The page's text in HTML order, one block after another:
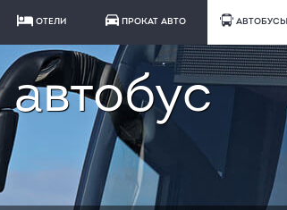
ОТЕЛИ ПРОКАТ АВТО АВТОБУСЫ